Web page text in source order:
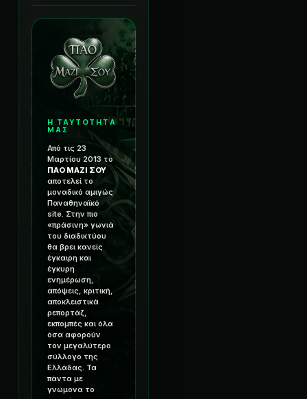
Η ΤΑΥΤΟΤΗΤΑ
ΜΑΣ
Από τις 23
Μαρτίου 2013 το
ΠΑΟ ΜΑΖΙ ΣΟΥ
αποτελεί το
μοναδικό αμιγώς
Παναθηναϊκό
site. Στην πιο
«πράσινη» γωνιά
του διαδικτύου
θα βρει κανείς
έγκαιρη και
έγκυρη
ενημέρωση,
απόψεις, κριτική,
αποκλειστικά
ρεπορτάζ,
εκπομπές και όλα
όσα αφορούν
τον μεγαλύτερο
σύλλογο της
Ελλάδας. Τα
πάντα με
γνώμονα το